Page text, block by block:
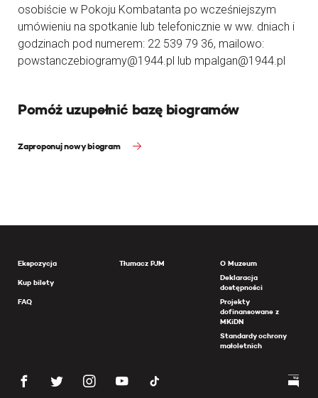
osobiście w Pokoju Kombatanta po wcześniejszym
umówieniu na spotkanie lub telefonicznie w ww. dniach i
godzinach pod numerem: 22 539 79 36, mailowo:
powstanczebiogramy@1944.pl lub mpalgan@1944.pl
Pomóż uzupełnić bazę biogramów
Zaproponuj nowy biogram
Ekspozycja
Kup bilety
FAQ
Tłumacz PJM
O Muzeum
Deklaracja
dostępności
Projekty
dofinansowane z
MKiDN
Standardy ochrony
małoletnich